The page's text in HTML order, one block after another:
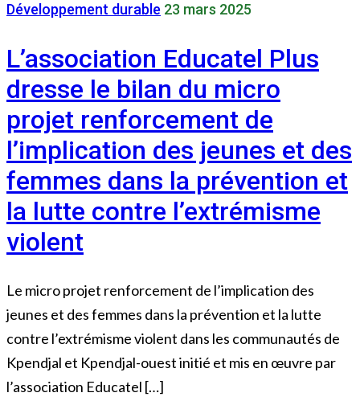
Développement durable 23 mars 2025
L’association Educatel Plus
dresse le bilan du micro
projet renforcement de
l’implication des jeunes et des
femmes dans la prévention et
la lutte contre l’extrémisme
violent
Le micro projet renforcement de l’implication des
jeunes et des femmes dans la prévention et la lutte
contre l’extrémisme violent dans les communautés de
Kpendjal et Kpendjal-ouest initié et mis en œuvre par
l’association Educatel […]